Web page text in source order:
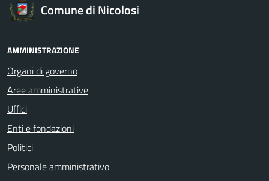
Comune di Nicolosi
AMMINISTRAZIONE
Organi di governo
Aree amministrative
Uffici
Enti e fondazioni
Politici
Personale amministrativo